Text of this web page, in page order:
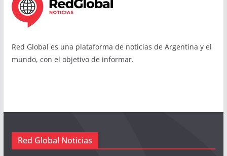
Red Global es una plataforma de noticias de Argentina y el
mundo, con el objetivo de informar.
Red Global Noticias